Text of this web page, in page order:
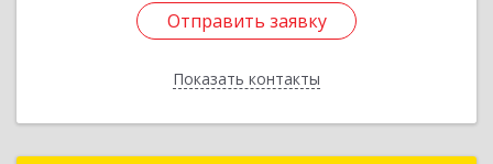
Отправить заявку
Показать контакты
Отправить заявку
Назад